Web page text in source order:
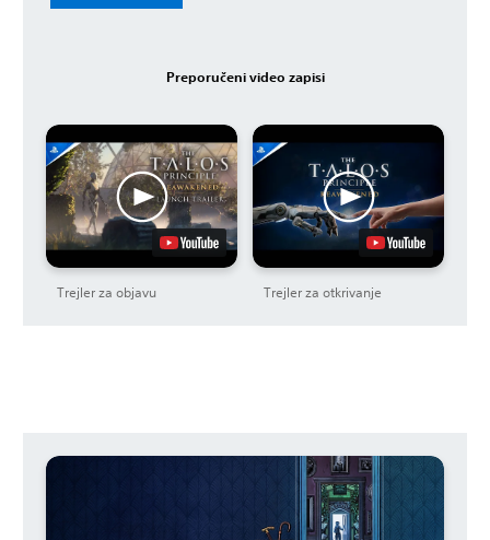
Preporučeni video zapisi
Trejler za objavu Trejler za otkrivanje